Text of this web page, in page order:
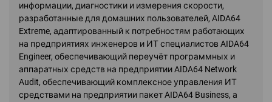
информации, диагностики и измерения скорости,
разработанные для домашних пользователей, AIDA64
Extreme, адаптированный к потребностям работающих
на предприятиях инженеров и ИТ специалистов AIDA64
Engineer, обеспечивающий переучёт программных и
аппаратных средств на предприятии AIDA64 Network
Audit, обеспечивающий комплексное управления ИТ
средствами на предприятии пакет AIDA64 Business, а